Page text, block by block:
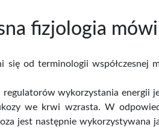
fizjologia
się od terminologii współczesnej
regulatorów wykorzystania energii
we krwi wzrasta. W
jest następnie wykorzystywana